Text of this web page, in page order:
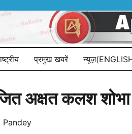
प्रमुख खबरें
अक्षत कलश‎
Pandey